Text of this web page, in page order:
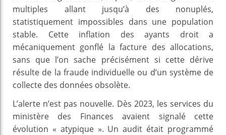
multiples allant jusqu’à des nonuplés,
statistiquement impossibles dans une population
stable. Cette inflation des ayants droit a
mécaniquement gonflé la facture des allocations,
sans que l’on sache précisément si cette dérive
résulte de la fraude individuelle ou d’un système de
collecte des données obsolète.
L’alerte n’est pas nouvelle. Dès 2023, les services du
ministère des Finances avaient signalé cette
évolution « atypique ». Un audit était programmé